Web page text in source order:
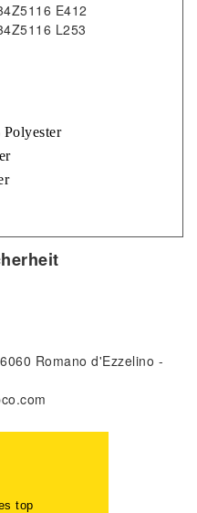
E412
L253
Romano d'Ezzelino
und super